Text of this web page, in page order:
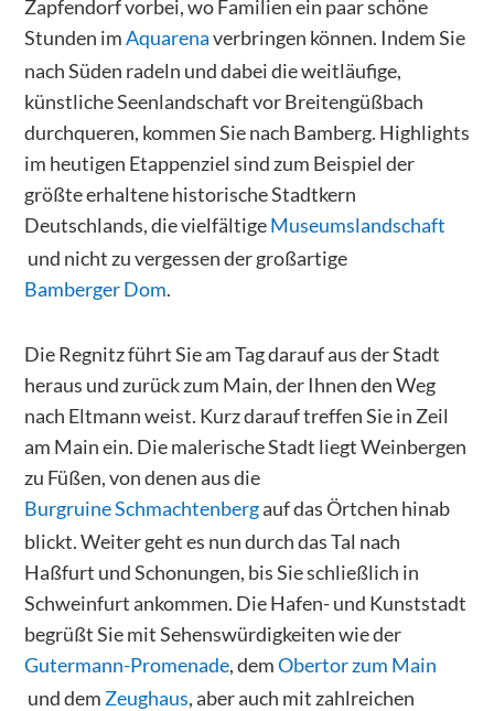
Zapfendorf vorbei, wo Familien ein paar schöne
Stunden imAquarenaverbringen können. Indem Sie
nach Süden radeln und dabei die weitläufige,
künstliche Seenlandschaft vor Breitengüßbach
durchqueren, kommen Sie nach Bamberg. Highlights
im heutigen Etappenziel sind zum Beispiel der
größte erhaltene historische Stadtkern
Deutschlands, die vielfältigeMuseumslandschaft
und nicht zu vergessen der großartige
Bamberger Dom.
Die Regnitz führt Sie am Tag darauf aus der Stadt
heraus und zurück zum Main, der Ihnen den Weg
nach Eltmann weist. Kurz darauf treffen Sie in Zeil
am Main ein. Die malerische Stadt liegt Weinbergen
zu Füßen, von denen aus die
Burgruine Schmachtenbergauf das Örtchen hinab
blickt. Weiter geht es nun durch das Tal nach
Haßfurt und Schonungen, bis Sie schließlich in
Schweinfurt ankommen. Die Hafen- und Kunststadt
begrüßt Sie mit Sehenswürdigkeiten wie der
Gutermann-Promenade, demObertor zum Main
und dem Zeughaus, aber auch mit zahlreichen